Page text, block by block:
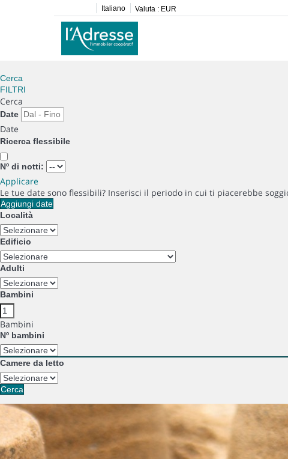
Italiano Valuta : EUR
Cerca
FILTRI
Cerca
Date
Date
Ricerca flessibile
Nº di notti:
Applicare
Le tue date sono flessibili? Inserisci il periodo in cui ti piacerebbe
Aggiungi date
Località
Edificio
Adulti
Bambini
Bambini
Nº bambini
Camere da letto
Cerca